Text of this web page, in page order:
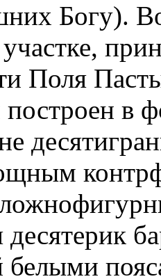
Богу).
Поля
в
десятерик
белыми